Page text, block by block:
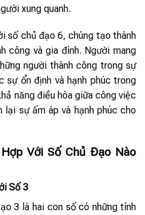
xung quanh.
số chủ đạo 6, chúng tạo thành
công và gia đình. Người mang
người thành công trong sự
sự ổn định và hạnh phúc trong
năng điều hòa giữa công việc
lại sự ấm áp và hạnh phúc cho
Với Số Chủ Đạo Nào
Số 3
3 là hai con số có những tính